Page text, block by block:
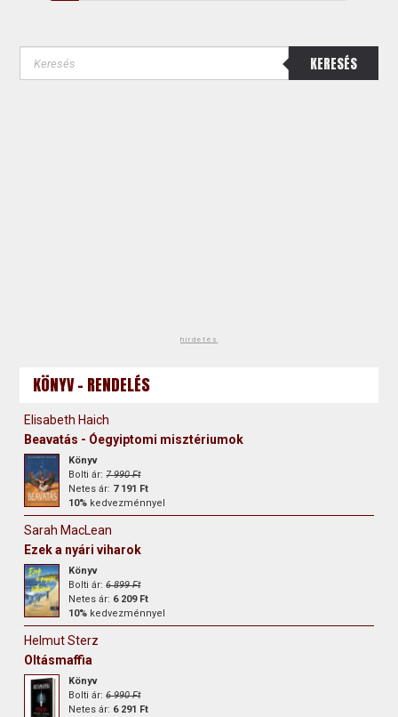
KERESÉS
hirdetés
KÖNYV - RENDELÉS
Elisabeth Haich
Beavatás - Óegyiptomi misztériumok
Könyv
Bolti ár:7 990 Ft
Netes ár: 7 191 Ft
10% kedvezménnyel
Sarah MacLean
Ezek a nyári viharok
Könyv
Bolti ár:6 899 Ft
Netes ár: 6 209 Ft
10% kedvezménnyel
Helmut Sterz
Oltásmaffia
Könyv
Bolti ár:6 990 Ft
Netes ár: 6 291 Ft